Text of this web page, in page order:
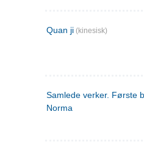
Quan ji (kinesisk)
Samlede verker. Første
Norma